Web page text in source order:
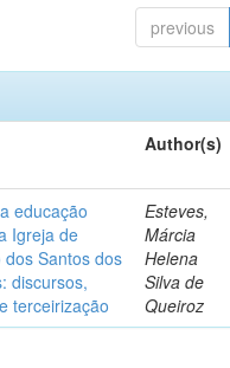
previous
Author(s)
educação
Igreja de
dos Santos dos
discursos,
terceirização
Esteves,
Márcia
Helena
Silva de
Queiroz